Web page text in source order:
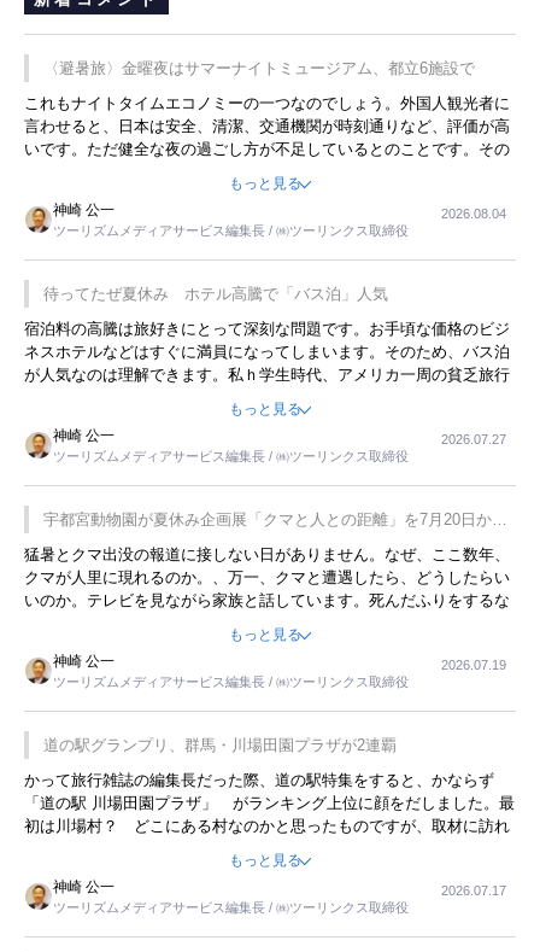
〈避暑旅〉金曜夜はサマーナイトミュージアム、都立6施設で
これもナイトタイムエコノミーの一つなのでしょう。外国人観光者に
言わせると、日本は安全、清潔、交通機関が時刻通りなど、評価が高
いです。ただ健全な夜の過ごし方が不足しているとのことです。その
限らず外国人にとっても楽しみが増えるでしょうね。
もっと見る
神崎 公一
ツーリズムメディアサービス編集長 / ㈱ツーリンクス取締役
2026.08.04
待ってたぜ夏休み ホテル高騰で「バス泊」人気
宿泊料の高騰は旅好きにとって深刻な問題です。お手頃な価格のビジ
ネスホテルなどはすぐに満員になってしまいます。そのため、バス泊
が人気なのは理解できます。私ｈ学生時代、アメリカ一周の貧乏旅行
用してホテル代を浮かせていました。ただし、若いからできたことで
す。若い人が夜行バスで京都に行った、青森に行ったと聞くと、疲れ
が残らないのかなと思ってしまいます。
もっと見る
神崎 公一
ツーリズムメディアサービス編集長 / ㈱ツーリンクス取締役
2026.07.27
宇都宮動物園が夏休み企画展「クマと人との距離」を7月20日から
開催
猛暑とクマ出没の報道に接しない日がありません。なぜ、ここ数年、
クマが人里に現れるのか。、万一、クマと遭遇したら、どうしたらい
いのか。テレビを見ながら家族と話しています。死んだふりをするな
もっと見る
神崎 公一
ツーリズムメディアサービス編集長 / ㈱ツーリンクス取締役
2026.07.19
道の駅グランプリ、群馬・川場田園プラザが2連覇
かって旅行雑誌の編集長だった際、道の駅特集をすると、かならず
「道の駅 川場田園プラザ」 がランキング上位に顔をだしました。最
初は川場村？ どこにある村なのかと思ったものですが、取材に訪れ
した。プレゼンも巧みで、今でも思い出すことが２つあります。一つ
は、従業員に東京ディズニーランドを見学させ、サービス業、接客業
の何かを理解してもらっていることです。 もう一つは1800円もする
プレミアムヨーグルトを販売するにあたり、社内に懸念もあったそう
もっと見る
神崎 公一
ツーリズムメディアサービス編集長 / ㈱ツーリンクス取締役
2026.07.17